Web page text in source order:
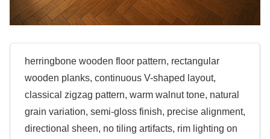
herringbone wooden floor pattern, rectangular
wooden planks, continuous V-shaped layout,
classical zigzag pattern, warm walnut tone, natural
grain variation, semi-gloss finish, precise alignment,
directional sheen, no tiling artifacts, rim lighting on